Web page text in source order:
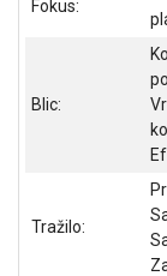
OUTLET
Fokus:
Blic:
Tražilo: